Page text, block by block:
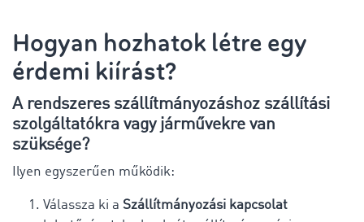
Hogyan hozhatok létre egy
érdemi kiírást?
A rendszeres szállítmányozáshoz szállítási
szolgáltatókra vagy járművekre van
szüksége?
Ilyen egyszerűen működik:
Válassza ki a Szállítmányozási kapcsolat